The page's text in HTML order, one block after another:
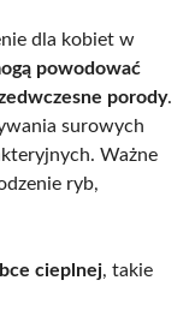
dla kobiet w
powodować
porody.
surowych
Ważne
ryb,
cieplnej, takie